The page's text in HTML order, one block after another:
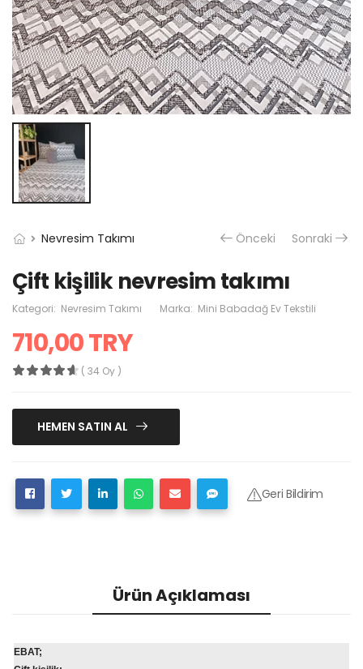
Nevresim Takımı Önceki Sonraki
Çift kişilik nevresim takımı
Kategori: Nevresim Takımı Marka: Mini Babadağ Ev Tekstili
710,00 TRY
( 34 Oy )
HEMEN SATIN AL
Geri Bildirim
Ürün Açıklaması
EBAT;